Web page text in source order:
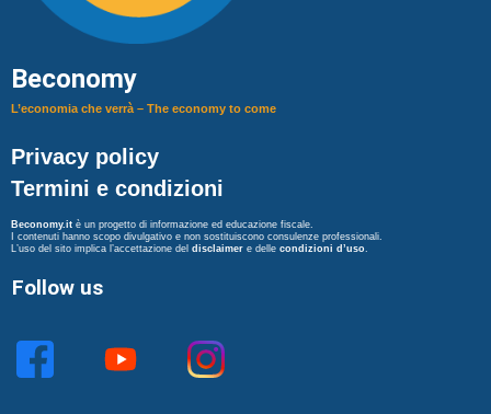
Beconomy
L’economia che verrà – The economy to come
Privacy policy
Termini e condizioni
Beconomy.it è un progetto di informazione ed educazione fiscale.
I contenuti hanno scopo divulgativo e non sostituiscono consulenze professionali.
L’uso del sito implica l’accettazione del disclaimer e delle condizioni d’uso
Follow us